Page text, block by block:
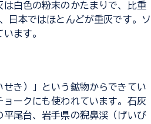
白色の粉末のかたまりで、比重
日本ではほとんどが重灰です。ソ
ます。
き）」という鉱物からできてい
ークにも使われています。石灰
尾台、岩手県の猊鼻渓（げいび